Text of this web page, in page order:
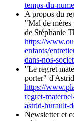
temps-du-
A propos du
"Mal de mères
de Stéphanie
https://
enfants/
dans-nos-
"Le regret
porter"
https://
regret-
astrid-hurault-
Newsletter et